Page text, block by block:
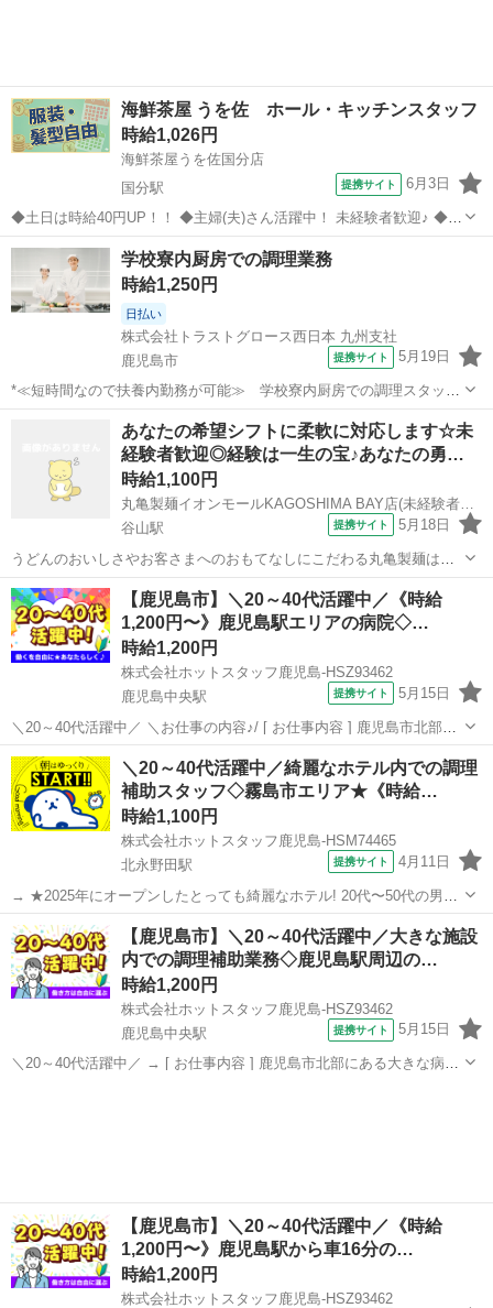
海鮮茶屋 うを佐 ホール・キッチンスタッフ
時給1,026円
海鮮茶屋うを佐国分店
国分駅
提携サイト 6月3日
◆土日は時給40円UP！！ ◆主婦(夫)さん活躍中！ 未経験者歓迎♪ ◆週
1日～、1日2時間～OK ◆土日休みや平日休みOK！◆短期勤務もOK 家
庭や育児と両立OK！ ご都合の良い時間で働けます◎ ‾‾‾‾‾‾‾‾‾...
鹿児島 霧島市 国分駅 キッチン
学校寮内厨房での調理業務
時給1,250円
日払い
株式会社トラストグロース西日本 九州支社
鹿児島市
提携サイト 5月19日
*≪短時間なので扶養内勤務が可能≫ 学校寮内厨房での調理スタッ
フ ★お仕事No. kp-230290* 【資格・経験】 資格：不問 経験：不問
【仕事内容】 *ポイント ・短時間なので扶養内勤務が可能な求人で
す！ ・無資...
鹿児島市 キッチン
あなたの希望シフトに柔軟に対応します☆未
経験者歓迎◎経験は一生の宝♪あなたの勇…
時給1,100円
丸亀製麺イオンモールKAGOSHIMA BAY店(未経験者歓迎)[111297]2
谷山駅
提携サイト 5月18日
うどんのおいしさやお客さまへのおもてなしにこだわる丸亀製麺は、
スタッフさんにとってのやりがい、居心地にも敏感です。 いい接客
は、いい職場であってこそ☆ アルバイト・パートの皆さんを「パート
ナースタッフ」と呼び、 よきパート...
鹿児島 鹿児島市 谷山駅
【鹿児島市】＼20～40代活躍中／《時給
1,200円〜》鹿児島駅エリアの病院◇…
時給1,200円
株式会社ホットスタッフ鹿児島-HSZ93462
鹿児島中央駅
提携サイト 5月15日
＼20～40代活躍中／ ＼お仕事の内容♪/ [ お仕事内容 ] 鹿児島市北部に
ある大きな病院内での調理補助業務! 詳しくは... ・お野菜やお肉の簡
単なカットや下準備 ・調味料の補充や計量 ・食材を焼いたり煮込む作
業 ・...
鹿児島 鹿児島市 鹿児島中央駅 キッチン
＼20～40代活躍中／綺麗なホテル内での調理
補助スタッフ◇霧島市エリア★《時給…
時給1,100円
株式会社ホットスタッフ鹿児島-HSM74465
北永野田駅
提携サイト 4月11日
→ ★2025年にオープンしたとっても綺麗なホテル! 20代〜50代の男女
スタッフさんが大活躍中です◎ 家事の延長でも働けちゃうので未経験
の方も歓迎! → 入社前に職場見学へも行くことができます♪ 少しでも
気になる方...
鹿児島 北永野田駅 キッチン
【鹿児島市】＼20～40代活躍中／大きな施設
内での調理補助業務◇鹿児島駅周辺の…
時給1,200円
株式会社ホットスタッフ鹿児島-HSZ93462
鹿児島中央駅
提携サイト 5月15日
＼20～40代活躍中／ → [ お仕事内容 ] 鹿児島市北部にある大きな病院
【鹿児島市】＼20～40代活躍中／《時給
1,200円〜》鹿児島駅から車16分の…
時給1,200円
株式会社ホットスタッフ鹿児島-HSZ93462